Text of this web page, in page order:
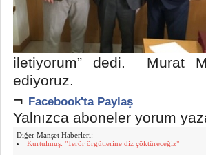
iletiyorum” dedi. Murat
ediyoruz.
¬ Facebook'ta Paylaş
Yalnızca aboneler yorum
Diğer Manşet Haberleri:
Kurtulmuş: "Terör örgütlerine diz çöktüreceğiz"